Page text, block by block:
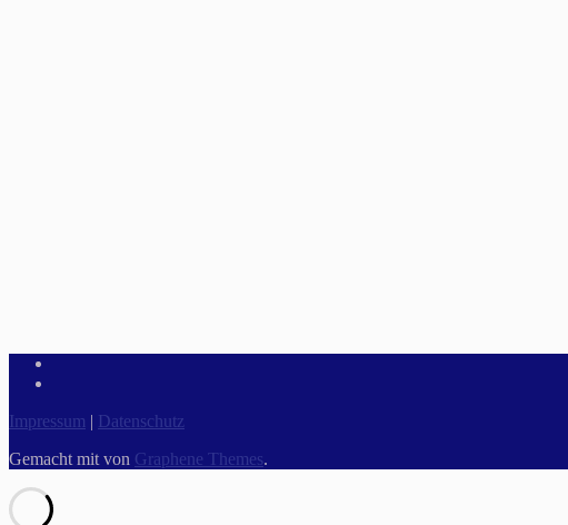
Impressum | Datenschutz
Gemacht mit von Graphene Themes.